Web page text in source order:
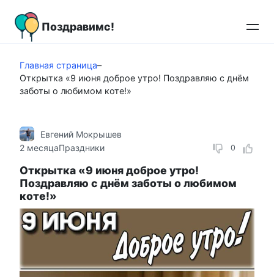
контенту
Поздравимс!
Главная страница–
Открытка «9 июня доброе утро! Поздравляю с днём
заботы о любимом коте!»
0
Евгений Мокрышев
2 месяцаПраздники
Открытка «9 июня доброе утро!
Поздравляю с днём заботы о любимом
коте!»